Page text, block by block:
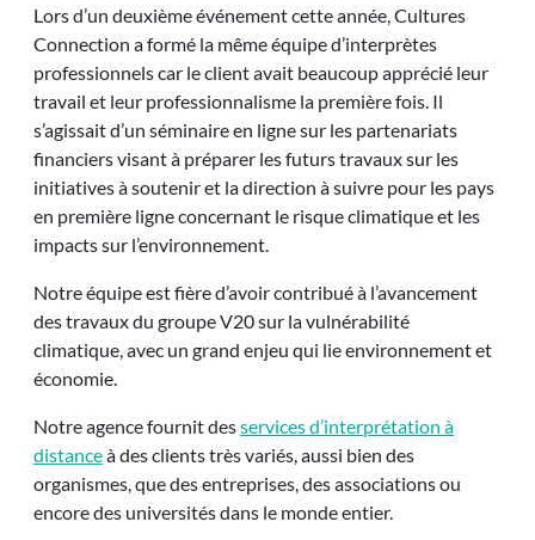
Lors d’un deuxième événement cette année, Cultures
Connection a formé la même équipe d’interprètes
professionnels car le client avait beaucoup apprécié leur
travail et leur professionnalisme la première fois. Il
s’agissait d’un séminaire en ligne sur les partenariats
financiers visant à préparer les futurs travaux sur les
initiatives à soutenir et la direction à suivre pour les pays
en première ligne concernant le risque climatique et les
impacts sur l’environnement.
Notre équipe est fière d’avoir contribué à l’avancement
des travaux du groupe V20 sur la vulnérabilité
climatique, avec un grand enjeu qui lie environnement et
économie.
Notre agence fournit desservices d’interprétation à
distanceà des clients très variés, aussi bien des
organismes, que des entreprises, des associations ou
encore des universités dans le monde entier.